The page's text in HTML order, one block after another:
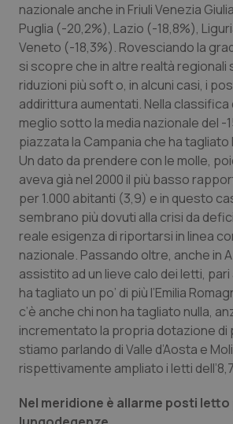
Tiroide
Tumore al seno
Tumore ovarico
Tumori del Polmone & Testa
Tumori gastrointestinali
Ulcera & Reflusso
Vaccini
nazionale anche in Friuli Venezia
Puglia (-20,2%), Lazio (-18,8%),
Veneto (-18,3%). Rovesciando la
si scopre che in altre realtà regionali
riduzioni più soft o, in alcuni casi, i
addirittura aumentati. Nella
meglio sotto la media nazionale del -
piazzata la Campania che ha tagliato
Un dato da prendere con le molle,
aveva già nel 2000 il più basso
per 1.000 abitanti (3,9) e in questo
sembrano più dovuti alla crisi da
reale esigenza di riportarsi in linea
nazionale. Passando oltre, anche in
assistito ad un lieve calo dei letti,
ha tagliato un po’ di più l’Emilia
c’è anche chi non ha tagliato nulla,
incrementato la propria dotazione di
stiamo parlando di Valle d’Aosta e
rispettivamente ampliato i letti
Nel meridione è allarme posti letto